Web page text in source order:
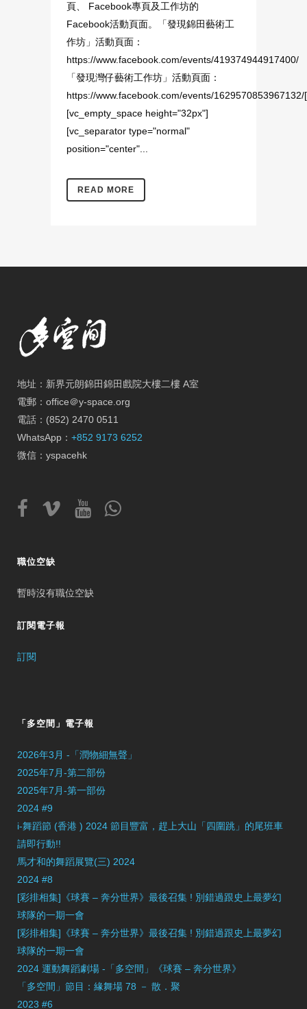
頁、 Facebook專頁及工作坊的
Facebook活動頁面。「發現錦田藝術工
作坊」活動頁面：
https://www.facebook.com/events/419374944917400/
「發現灣仔藝術工作坊」活動頁面：
https://www.facebook.com/events/
[vc_empty_space height="32px"]
[vc_separator type="normal"
position="center"...
READ MORE
地址：新界元朗錦田錦田戲院大樓二樓 A室
電郵：office＠y-space.org
電話：(852) 2470 0511
WhatsApp： +852 9173 6252
微信：yspacehk
職位空缺
暫時沒有職位空缺
訂閱電子報
訂閱
「多空間」電子報
2026年3月 -「潤物細無聲」
2025年7月-第二部份
2025年7月-第一部份
2024 #9
i-舞蹈節 (香港 ) 2024 節目豐富，趕上大山「四圍跳」的尾班車
請即行動!!
馬才和的舞蹈展覽(三) 2024
2024 #8
[彩排相集]《球賽 – 奔分世界》最後召集 ! 別錯過跟史上最夢幻
球隊的一期一會
[彩排相集]《球賽 – 奔分世界》最後召集 ! 別錯過跟史上最夢幻
球隊的一期一會
2024 運動舞蹈劇場 -「多空間」《球賽 – 奔分世界》
「多空間」節目：緣舞場 78 － 散．聚
2023 #6